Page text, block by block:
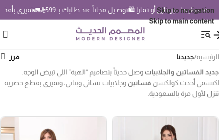
Skip to navigation
Skip to main content
تميزي بأفخم فساتين سهرة توصـيل مجاناً عند طـلبك بـ 599 🚛 عبر تـابي أو تـمارا 🛍️
/جديدنا
الفساتين والجلابياتوصل حديثاً بتصاميم “الهبة” اللي تبيض الوجه.
أحدث كولكشنفساتينوجلابيات نسائي وبناتي، وتميزي بقطع حصرية
لأول مرة بالسعودية.